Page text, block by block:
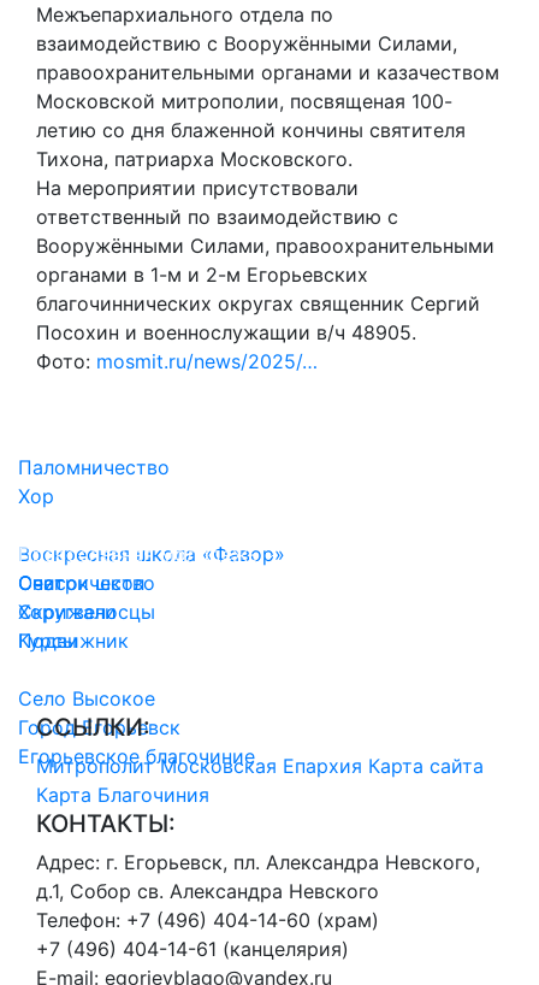
Межъепархиального отдела по
взаимодействию с Вооружёнными Силами,
правоохранительными органами и казачеством
Московской митрополии, посвященая 100-
летию со дня блаженной кончины святителя
Тихона, патриарха Московского.
На мероприятии присутствовали
ответственный по взаимодействию с
Вооружёнными Силами, правоохранительными
органами в 1-м и 2-м Егорьевских
благочиннических округах священник Сергий
Посохин и военнослужащии в/ч 48905.
Фото: mosmit.ru/news/2025/…
Паломничество
Хор
Воскресная школа «Фавор»
Список школ
Православная молодежь
Очаг
Скрижали
Подвижник
Сестричество
Хоругвеносцы
Курсы
Село Высокое
Город Егорьевск
Егорьевское благочиние
CСЫЛКИ:
Митрополит Московская Епархия Карта сайта
Карта Благочиния
КОНТАКТЫ:
Адрес: г. Егорьевск, пл. Александра Невского,
д.1, Собор св. Александра Невского
Телефон: +7 (496) 404-14-60 (храм)
+7 (496) 404-14-61 (канцелярия)
E-mail: egorievblago@yandex.ru